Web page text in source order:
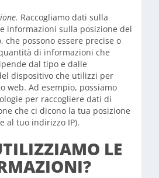
Raccogliamo dati sulla
informazioni sulla posizione del
che possono essere precise o
di informazioni che
dal tipo e dalle
dispositivo che utilizzi per
web. Ad esempio, possiamo
per raccogliere dati di
che ci dicono la tua posizione
al tuo indirizzo IP).
LE